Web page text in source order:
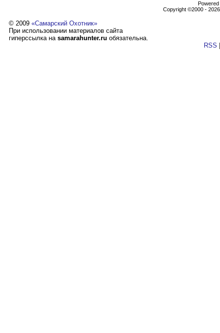
Copyright ©2000 -
© 2009 «Самарский Охотник»
При использовании материалов сайта
гиперссылка на samarahunter.ru обязательна.
RSS